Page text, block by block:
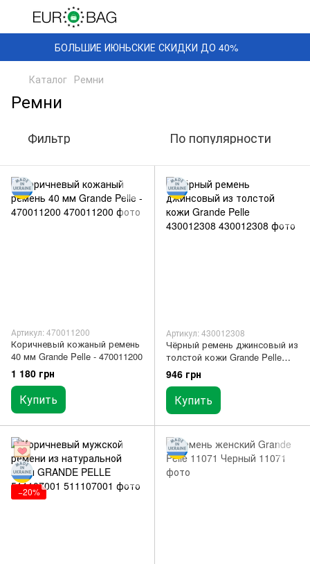
БОЛЬШИЕ ИЮНЬСКИЕ СКИДКИ ДО 40%
Каталог Ремни
Ремни
Фильтр По популярности
Артикул: 470011200
Коричневый кожаный ремень
40 мм Grande Pelle - 470011200
1 180 грн
Купить
Артикул: 430012308
Чёрный ремень джинсовый из
толстой кожи Grande Pelle
430012308
946 грн
Купить
−20%